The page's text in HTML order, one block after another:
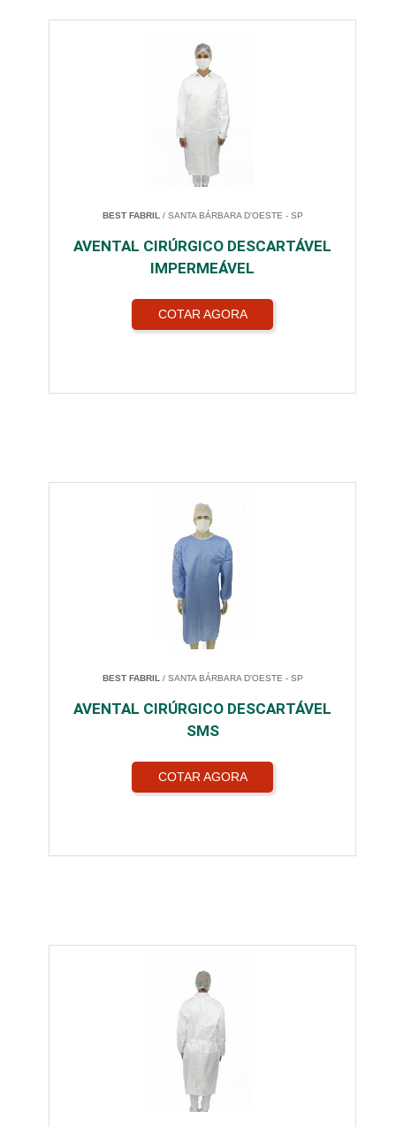
BEST FABRIL / SANTA BÁRBARA D'OESTE - SP
AVENTAL CIRÚRGICO DESCARTÁVEL
IMPERMEÁVEL
COTAR AGORA
BEST FABRIL / SANTA BÁRBARA D'OESTE - SP
AVENTAL CIRÚRGICO DESCARTÁVEL
SMS
COTAR AGORA